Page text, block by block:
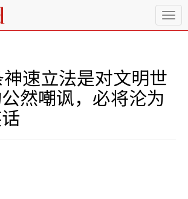
T
o
速立法是对文明世
然嘲讽，必将沦为